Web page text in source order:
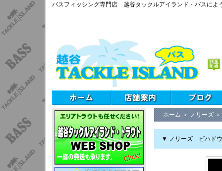
バスフィッシング専門店 越谷タックルアイランド・バスによ
ホーム ＞ ノリーズ ＞
▼ ノリーズ ビハドウ